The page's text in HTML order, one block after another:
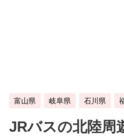
富山県 岐阜県 石川県
JRバスの北陸周